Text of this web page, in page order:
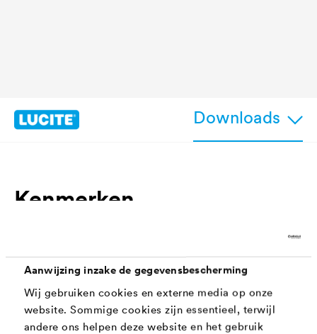
Aanwijzing inzake de gegevensbescherming
Wij gebruiken cookies en externe media op onze
website. Sommige cookies zijn essentieel, terwijl
andere ons helpen deze website en het gebruik
Downloads
Kenmerken
Ongevoelig voor strijklicht
Homogene vloei
Gemakkelijk en tijdbesparend aan te brengen